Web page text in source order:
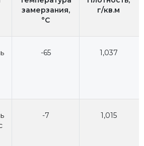
замерзания,
°C
г/кв.м
-65 1,037
-7 1,015